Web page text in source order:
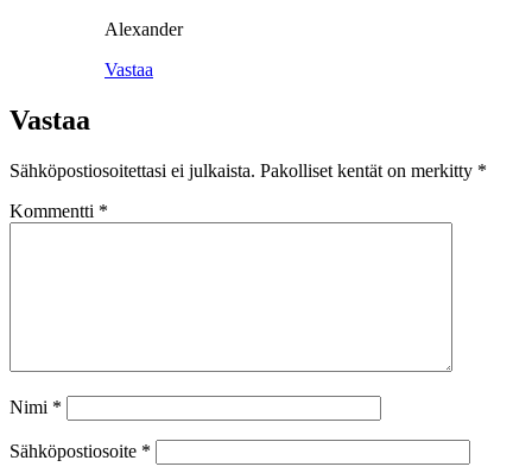
Alexander
Vastaa
Vastaa
Sähköpostiosoitettasi ei julkaista. Pakolliset kentät on merkitty *
Kommentti *
Nimi *
Sähköpostiosoite *